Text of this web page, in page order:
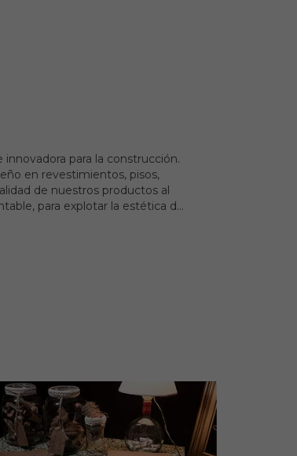
innovadora para la construcción.
en revestimientos, pisos,
de nuestros productos al
para explotar la estética de